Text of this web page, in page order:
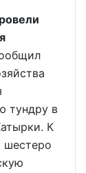
тундру в
К
шестеро